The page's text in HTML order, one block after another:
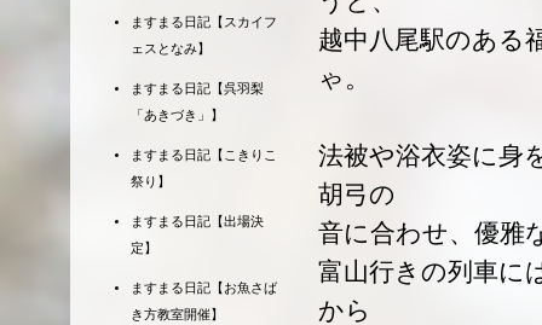
越中八尾駅のある
ゃ。
法被や浴衣姿に身
胡弓の
音に合わせ、優雅
富山行きの列車に
から
ますまる日記【スカイフ
ェスとなみ】
ますまる日記【呉羽梨
「あきづき」】
ますまる日記【こきりこ
祭り】
ますまる日記【出場決
定】
ますまる日記【お魚さば
き方教室開催】